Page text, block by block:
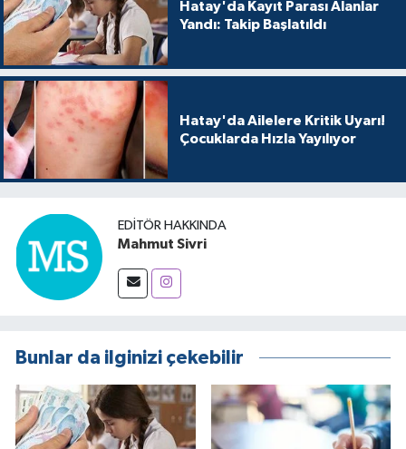
Hatay'da Kayıt Parası Alanlar
Yandı: Takip Başlatıldı
Hatay'da Ailelere Kritik Uyarı!
Çocuklarda Hızla Yayılıyor
EDITÖR HAKKINDA
Mahmut Sivri
Bunlar da ilginizi çekebilir